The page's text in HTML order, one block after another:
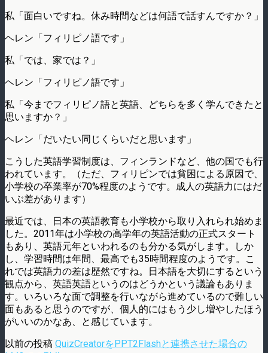
私「面白いですね。休み時間などは何語で話すんですか？」
ヘレン「フィリピノ語です」
私「では、家では？」
ヘレン「フィリピノ語です」
私「今までフィリピノ語と英語、どちらを多く学んできたと
思いますか？」
ヘレン「だいたい同じくらいだと思います」
こうした英語学習制度は、フィンランドなど、他の国でも行
われています。（ただ、フィリピンでは貧困による原因で、
小学校の卒業率が70%程度のようです。成人の英語力にはだ
いぶ差があります）
最近では、日本の英語教育も小学校から取り入れられ始めま
した。2011年は小学校の高学年の英語活動の正式スタート
もあり、英語元年といわれるのも分かる気がします。しか
し、学習時間は年間、最高でも35時間程度のようです。こ
れでは英語力の差は歴然ですね。日本語を大切にするという
観点から、英語英語というのはどうかという議論もありま
す。いろいろな面で調整を行いながら進めているので難しい
面もあると思うのですが、個人的にはもう少し増やしたほう
がいいのかなあ、と感じています。
以前の投稿 QuizCreatorをPPT2Flashと連携させた場合の